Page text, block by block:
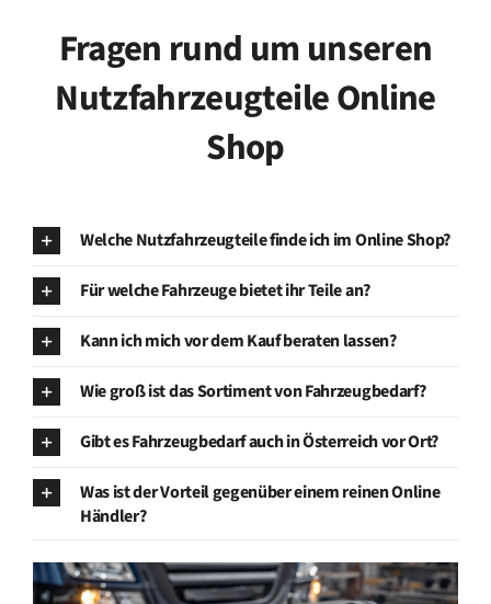
Fragen rund um unseren
Nutzfahrzeugteile Online
Shop
Welche Nutzfahrzeugteile finde ich im Online Shop?
Für welche Fahrzeuge bietet ihr Teile an?
Kann ich mich vor dem Kauf beraten lassen?
Wie groß ist das Sortiment von Fahrzeugbedarf?
Gibt es Fahrzeugbedarf auch in Österreich vor Ort?
Was ist der Vorteil gegenüber einem reinen Online
Händler?